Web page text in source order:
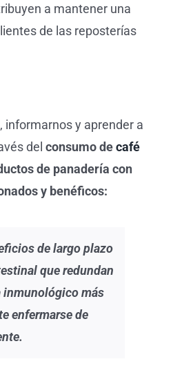
a mantener una
de las reposterías
informarnos y aprender a
del consumo decafé
de panadería con
y benéficos:
de largo plazo
que redundan
inmunológico más
enfermarse de